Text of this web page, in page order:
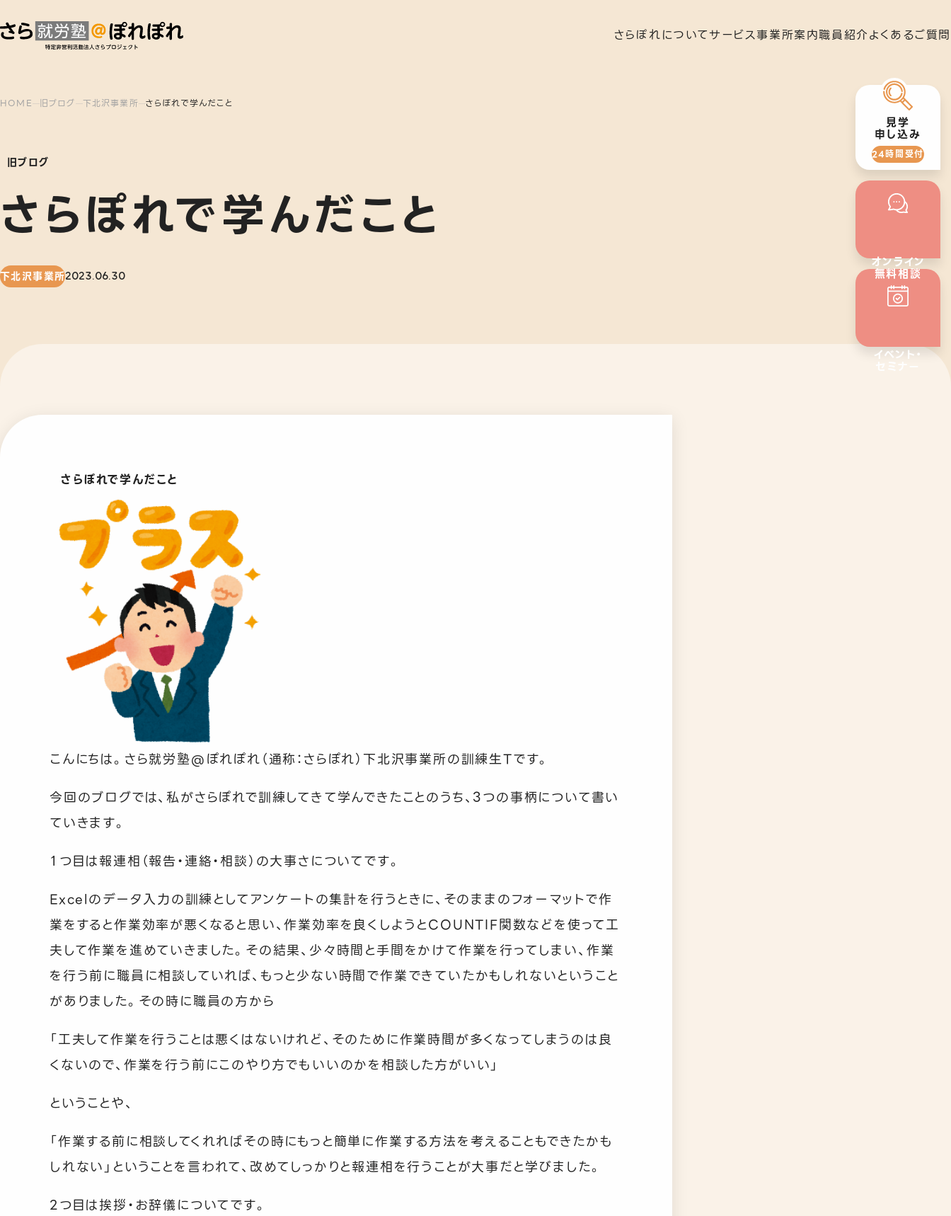
さらぽれについてサービス
企業向けサービス
事業所案内職員紹介よくあるご質問
見学
申し込み
24時間受付
オンライン
無料相談
24時間受付
イベント・
セミナー
HOME 旧ブログ 下北沢事業所 さらぽれで学んだこと
旧ブログ
さらぽれで学んだこと
下北沢事業所2023.06.30
さらぽれで学んだこと
こんにちは。さら就労塾@ぽれぽれ（通称：さらぽれ）下北沢事業所の訓練生Tです。
今回のブログでは、私がさらぽれで訓練してきて学んできたことのうち、 3つの事柄について書い
ていきます。
１つ目は報連相（報告・連絡・相談）の大事さについてです。
Excelのデータ入力の訓練としてアンケートの集計を行うときに、そのままのフォーマットで作
業をすると作業効率が悪くなると思い、作業効率を良くしようとCOUNTIF関数などを使って工
夫して作業を進めていきました。その結果、少々時間と手間をかけて作業を行ってしまい、作業
を行う前に職員に相談していれば、もっと少ない時間で作業できていたかもしれないということ
がありました。その時に職員の方から
「工夫して作業を行うことは悪くはないけれど、そのために作業時間が多くなってしまうのは良
くないので、作業を行う前にこのやり方でもいいのかを相談した方がいい」
ということや、
「作業する前に相談してくれればその時にもっと簡単に作業する方法を考えることもできたかも
しれない」ということを言われて、改めてしっかりと報連相を行うことが大事だと学びました。
2つ目は挨拶・お辞儀についてです。